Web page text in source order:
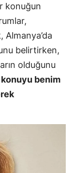
konuğun
Almanya’da
belirtirken,
olduğunu
benim